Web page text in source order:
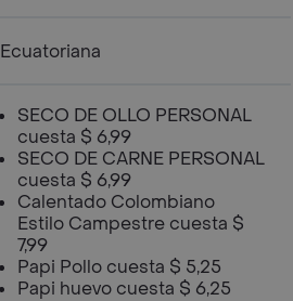
Ecuatoriana
SECO DE OLLO PERSONAL
cuesta $ 6,99
SECO DE CARNE PERSONAL
cuesta $ 6,99
Calentado Colombiano
Estilo Campestre cuesta $
7,99
Papi Pollo cuesta $ 5,25
Papi huevo cuesta $ 6,25